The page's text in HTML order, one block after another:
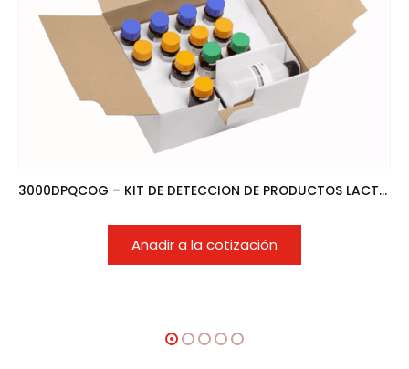
3000DPQCOG – KIT DE DETECCION DE PRODUCTOS LACTEOS MLS
Añadir a la cotización